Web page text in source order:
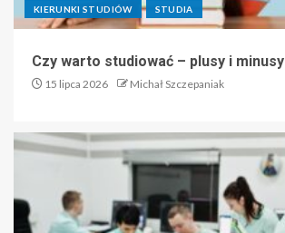
KIERUNKI STUDIÓW STUDIA
Czy warto studiować – plusy i minusy
15 lipca 2026 Michał Szczepaniak